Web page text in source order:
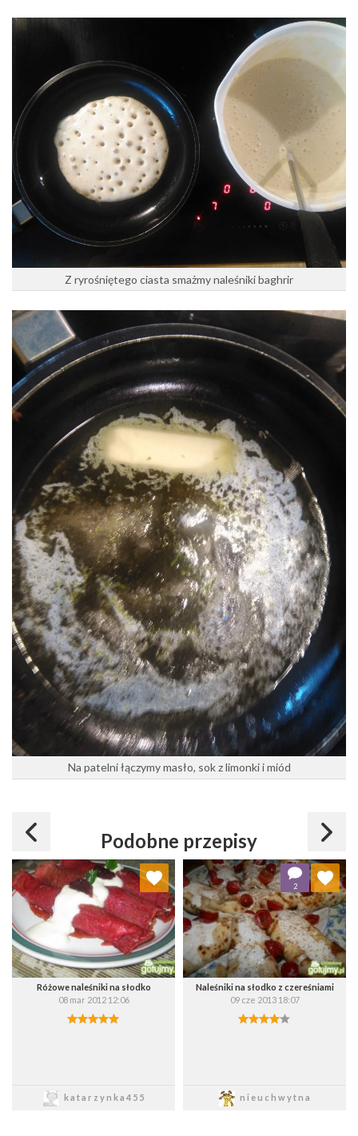
Z ryrośniętego ciasta smażmy naleśniki baghrir
Na patelni łączymy masło, sok z limonki i miód
Podobne przepisy
Różowe naleśniki na słodko
08 mar 2012 12:06
katarzynka455
Dodaj do ulubionych
Wybierz listę:
Naleśniki na słodko z czereśniami
09 cze 2013 18:07
nieuchwytna
2
Dodaj do ulubionych
Wybierz listę: